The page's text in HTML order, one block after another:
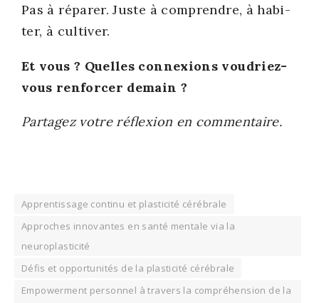
Pas à répa­rer. Juste à com­prendre, à habi­
ter, à culti­ver.
Et vous ? Quelles connexions vou­driez-
vous ren­for­cer demain ?
Par­ta­gez votre réflexion en com­men­taire.
Apprentissage continu et plasticité cérébrale
Approches innovantes en santé mentale via la
neuroplasticité
Défis et opportunités de la plasticité cérébrale
Empowerment personnel à travers la compréhension de la